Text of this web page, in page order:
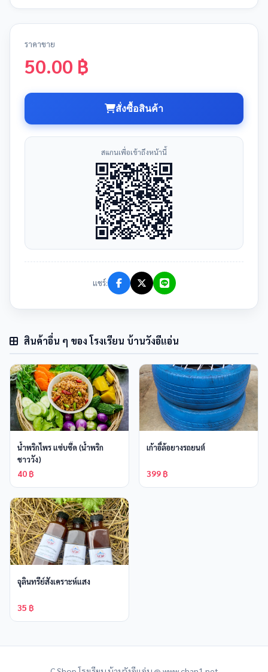
ราคาขาย
50.00 ฿
สั่งซื้อสินค้า
สแกนเพื่อเข้าถึงหน้านี้
แชร์:
สินค้าอื่น ๆ ของ โรงเรียน บ้านวังอีแอ่น
น้ำพริกไพร แซ่บซี๊ด (น้ำพริก
ชาววัง)
40 ฿
เก้าอี้ล้อยางรถยนต์
399 ฿
จุลินทรีย์สังเคราะห์แสง
35 ฿